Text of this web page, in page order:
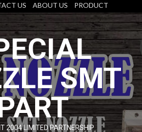
US ABOUT US PRODUCT
SMT
2004 LIMITED PARTNERSHIP